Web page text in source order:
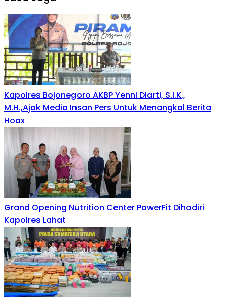
Kapolres Bojonegoro AKBP Yenni Diarti, S.I.K.,
M.H.,Ajak Media Insan Pers Untuk Menangkal Berita
Hoax
Grand Opening Nutrition Center PowerFit Dihadiri
Kapolres Lahat